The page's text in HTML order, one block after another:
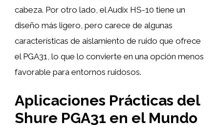
cabeza. Por otro lado, el Audix HS-10 tiene un
diseño más ligero, pero carece de algunas
características de aislamiento de ruido que ofrece
el PGA31, lo que lo convierte en una opción menos
favorable para entornos ruidosos.
Aplicaciones Prácticas del
Shure PGA31 en el Mundo